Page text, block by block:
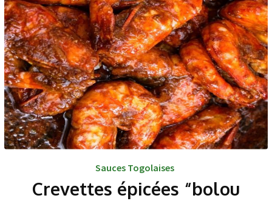
Sauces Togolaises
Crevettes épicées “bolou